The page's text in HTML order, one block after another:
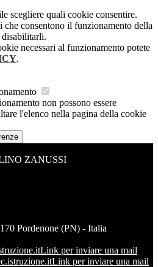
scegliere quali cookie consentire.
che consentono il funzionamento della
disabilitarli.
necessari al funzionamento potete
.
non possono essere
l'elenco nella pagina della cookie
ZANUSSI
Pordenone (PN) - Italia
Link per inviare una mail
Link per inviare una mail